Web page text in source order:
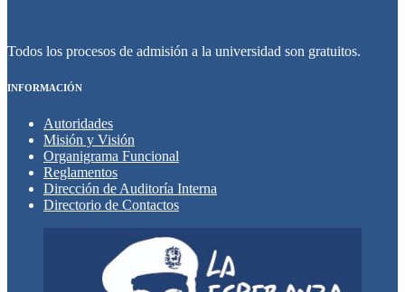
Todos los procesos de admisión a la universidad son gratuitos.
INFORMACIÓN
Autoridades
Misión y Visión
Organigrama Funcional
Reglamentos
Dirección de Auditoría Interna
Directorio de Contactos